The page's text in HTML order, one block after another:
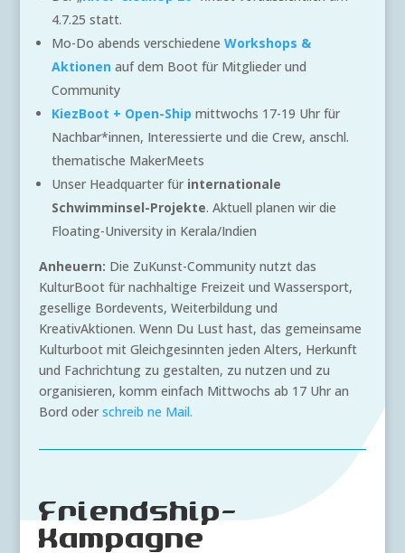
4.7.25 statt.
Mo-Do abends verschiedene Workshops &
Aktionenauf dem Boot für Mitglieder und
Community
KiezBoot + Open-Ship mittwochs 17-19 Uhr für
Nachbar*innen, Interessierte und die Crew, anschl.
thematische MakerMeets
Unser Headquarter für internationale
Schwimminsel-Projekte. Aktuell planen wir die
Floating-University in Kerala/Indien
Anheuern: Die ZuKunst-Community nutzt das
KulturBoot für nachhaltige Freizeit und Wassersport,
gesellige Bordevents, Weiterbildung und
KreativAktionen. Wenn Du Lust hast, das gemeinsame
Kulturboot mit Gleichgesinnten jeden Alters, Herkunft
und Fachrichtung zu gestalten, zu nutzen und zu
organisieren, komm einfach Mittwochs ab 17 Uhr an
Bord oder schreib ne Mail.
Friendship-
Kampagne